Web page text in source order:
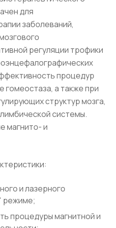
для
заболеваний,
регуляции трофики
процедур
гомеостаза, а также при
структур мозга,
системы.
магнито- и
и лазерного
режиме;
процедуры магнитной и